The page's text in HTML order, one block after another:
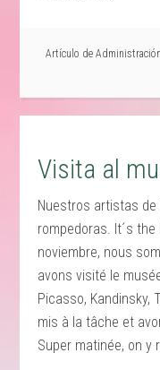
Artículo de Administración
Visita al
Nuestros artistas
rompedoras. It´s
noviembre, nous
avons visité le
Picasso, Kandinsky,
mis à la tâche et
Super matinée, on y